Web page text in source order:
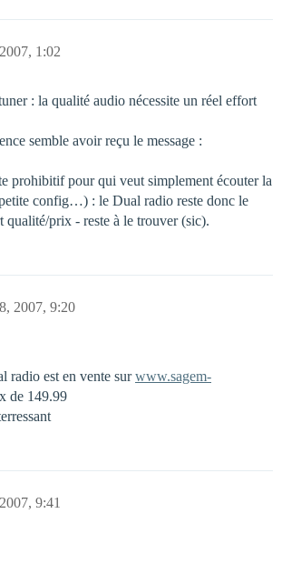
1:02
: la qualité audio nécessite un réel effort
semble avoir reçu le message :
prohibitif pour qui veut simplement écouter la
config…) : le Dual radio reste donc le
qualité/prix - reste à le trouver (sic).
2007, 9:20
radio est en vente surwww.sagem-
de 149.99
9:41